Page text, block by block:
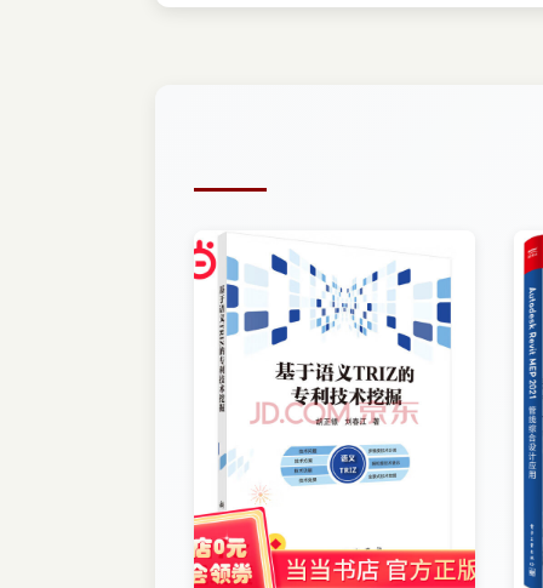
3.1.1cube.obj
3.2准备OBJ浏览器代码
3.3加载OBJ
3.4构建着色器
3.4.1顶点着色器
3.4.2片段着色器
3.4.3顶点缓冲区对象
3.4.4存储顶点数据
3.4.5构建顶点数据数组（VBO）
3.4.6构建元素数组VBO
3.5构建VAO
3.6渲染Momo
3.7处理Touche事件
3.8逐顶点光照